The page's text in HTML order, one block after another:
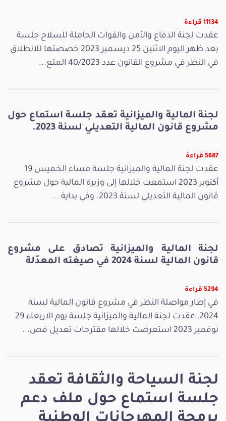
لجنة السياحة والثقافة تعقد
جلسة استماع حول ملف دعم
11134 قراءة
عقدت لجنة الدفاع والأمن والقوات الحاملة للسلاح جلسة
بعد ظهر اليوم الاثنين 25 ديسمبر 2023 خصصتها للانطلاق
في النظر في مشروع القانون عدد 40/2023 المتع...
لجنة المالية والميزانية تعقد جلسة استماع حول
مشروع قانون المالية التعديلي لسنة 2023.
5687 قراءة
عقدت لجنة المالية والميزانية جلسة مساء الخميس 19
أكتوبر 2023 استمعت خلالها إلى وزيرة المالية حول مشروع
قانون المالية التعديلي لسنة 2023. وفي بداية ...
لجنة المالية والميزانية تصادق على مشروع
قانون المالية لسنة 2024 في صيغته المعدّلة
5294 قراءة
في إطار مواصلة النظر في مشروع قانون المالية لسنة
2024، عقدت لجنة المالية والميزانية جلسة يوم الاربعاء 29
نوفمبر 2023 استعرضت خلالها مقترحات تعديل فص...